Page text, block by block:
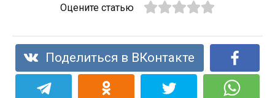
пошаговымиОцените статью
Поделиться в ВКонтакте